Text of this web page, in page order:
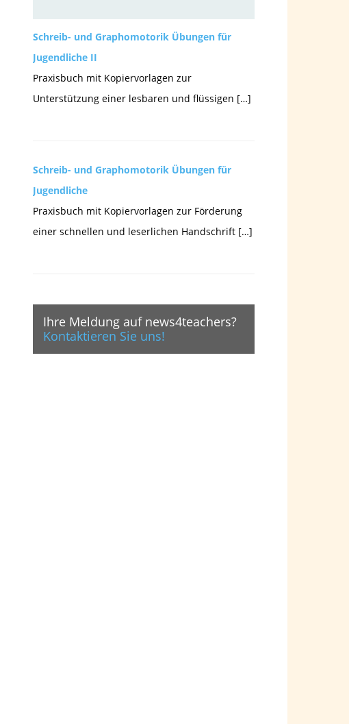
Schreib- und Graphomotorik Übungen für
Jugendliche II
Praxisbuch mit Kopiervorlagen zur
Unterstützung einer lesbaren und flüssigen […]
Schreib- und Graphomotorik Übungen für
Jugendliche
Praxisbuch mit Kopiervorlagen zur Förderung
einer schnellen und leserlichen Handschrift […]
Ihre Meldung auf news4teachers?
Kontaktieren Sie uns!